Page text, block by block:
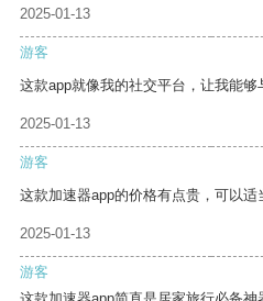
2025-01-13
游客
这款app就像我的社交平台，让我能够
2025-01-13
游客
这款加速器app的价格有点贵，可以适
2025-01-13
游客